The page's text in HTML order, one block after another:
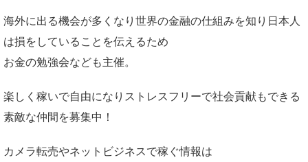
海外に出る機会が多くなり世界の金融の仕組みを知り日本人
は損をしていることを伝えるため
お金の勉強会なども主催。
楽しく稼いで自由になりストレスフリーで社会貢献もできる
素敵な仲間を募集中！
カメラ転売やネットビジネスで稼ぐ情報は